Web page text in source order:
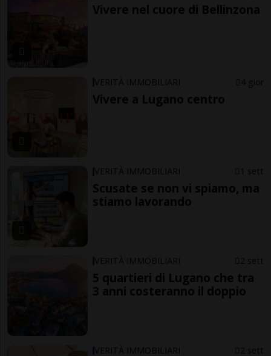
Vivere nel cuore di Bellinzona
VERITÀ IMMOBILIARI 4 gior
Vivere a Lugano centro
VERITÀ IMMOBILIARI 1 sett
Scusate se non vi spiamo, ma
stiamo lavorando
VERITÀ IMMOBILIARI 2 sett
5 quartieri di Lugano che tra
3 anni costeranno il doppio
VERITÀ IMMOBILIARI 2 sett